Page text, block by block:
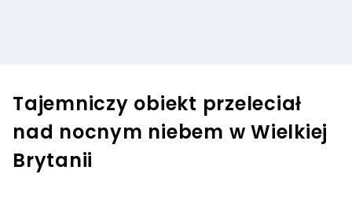
Tajemniczy obiekt przeleciał
nad nocnym niebem w Wielkiej
Brytanii